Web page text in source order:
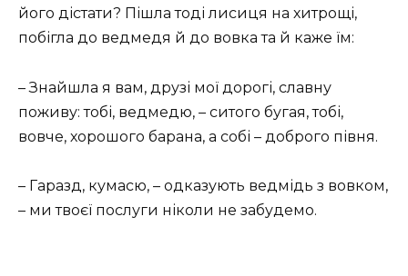
його дістати? Пішла тоді лисиця на хитрощі,
побігла до ведмедя й до вовка та й каже їм:
– Знайшла я вам, друзі мої дорогі, славну
поживу: тобі, ведмедю, – ситого бугая, тобі,
вовче, хорошого барана, а собі – доброго півня.
– Гаразд, кумасю, – одказують ведмідь з вовком,
– ми твоєї послуги ніколи не забудемо.